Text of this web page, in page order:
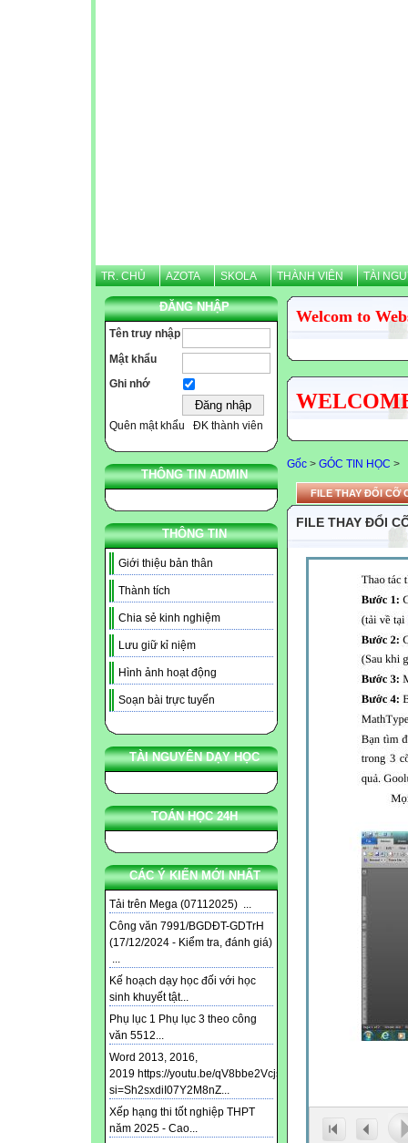
TR. CHỦ AZOTA SKOLA THÀNH VIÊN TÀI
ĐĂNG NHẬP
Tên truy nhập
Mật khẩu
Ghi nhớ
Quên mật khẩu ĐK thành viên
THÔNG TIN ADMIN
THÔNG TIN
Giới thiệu bản thân
Thành tích
Chia sẻ kinh nghiệm
Lưu giữ kỉ niệm
Hình ảnh hoạt động
Soạn bài trực tuyến
TÀI NGUYÊN DẠY HỌC
TOÁN HỌC 24H
CÁC Ý KIẾN MỚI NHẤT
Tải trên Mega (07112025) ...
Công văn 7991/BGDĐT-GDTrH
(17/12/2024 - Kiểm tra, đánh giá)
...
Kế hoạch dạy học đối với học
sinh khuyết tật...
Phụ lục 1 Phụ lục 3 theo công
văn 5512...
Word 2013, 2016,
2019 https://youtu.be/qV8bbe2Vcjs?
si=Sh2sxdiI07Y2M8nZ...
Xếp hạng thi tốt nghiệp THPT
năm 2025 - Cao...
Welcom to
Gốc > GÓC TIN HỌC >
FILE THAY ĐỔI CỠ
FILE THAY ĐỔI